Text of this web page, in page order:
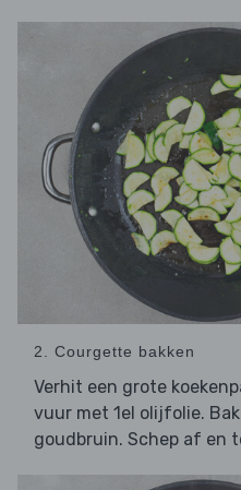
2. Courgette bakken
Verhit een grote
vuur met 1el olijfolie.
goudbruin. Schep af en